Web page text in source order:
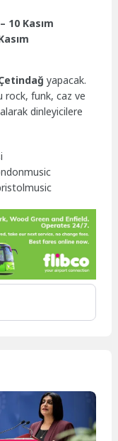
Kasım
yapacak.
rock, funk, caz ve
dinleyicilere